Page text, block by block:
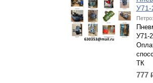
У71-
У71-
ТК
777